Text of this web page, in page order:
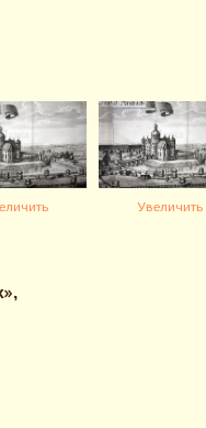
Увеличить